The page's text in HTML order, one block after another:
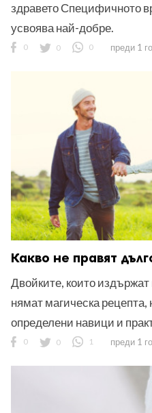
здравето Специфичното
усвоява най-добре.
0 0 0 преди 1
Какво не правят
Двойките, които издържат
нямат магическа рецепта,
определени навици и
0 0 1 преди 1